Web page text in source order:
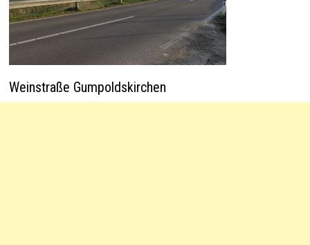
Weinstraße Gumpoldskirchen